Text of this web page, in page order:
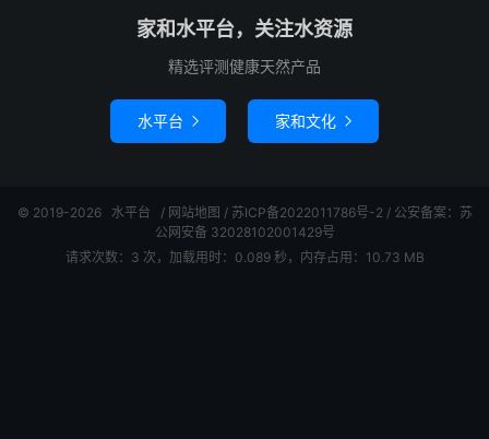
家和水平台，关注水资源
精选评测健康天然产品
水平台  家和文化 
© 2019-2026 水平台 / 网站地图 / 苏ICP备2022011786号-2/ 公安备案：苏
公网安备 32028102001429号
请求次数：3 次，加载用时：0.089 秒，内存占用：10.73 MB